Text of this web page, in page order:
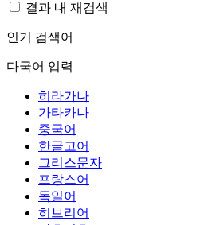
결과 내 재검색
인기 검색어
다국어 입력
히라가나
가타카나
중국어
한글고어
그리스문자
프랑스어
독일어
히브리어